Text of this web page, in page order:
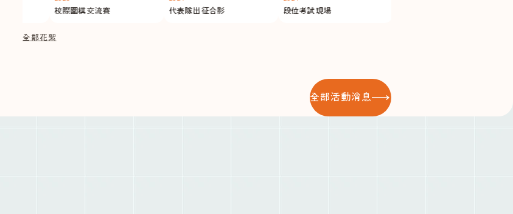
校際圍棋交流賽 代表隊出征合影 段位考試現場
全部花絮
全部活動消息